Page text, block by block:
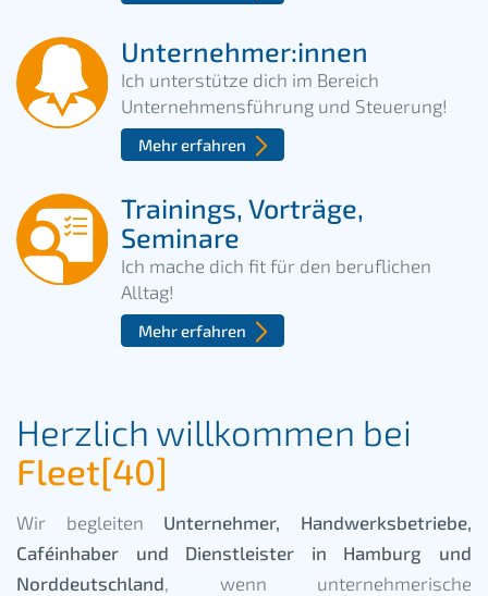
Unternehmer:innen
Ich unterstütze dich im Bereich
Unternehmensführung und Steuerung!
Mehr erfahren
Trainings, Vorträge,
Seminare
Ich mache dich fit für den beruflichen
Alltag!
Mehr erfahren
Herzlich willkommen bei
Fleet[40]
Wir begleiten Unternehmer, Handwerksbetriebe,
Caféinhaber und Dienstleister in Hamburg und
Norddeutschland, wenn unternehmerische